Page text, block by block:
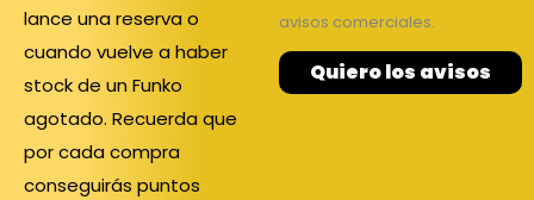
lance una reserva o
cuando vuelve a haber
stock de un Funko
agotado. Recuerda que
por cada compra
conseguirás puntos
avisos comerciales.
Quiero los avisos